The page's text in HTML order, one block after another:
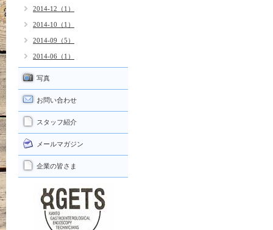
2014-12（1）
2014-10（1）
2014-09（5）
2014-06（1）
写真
お問い合わせ
スタッフ紹介
メールマガジン
企業の皆さま